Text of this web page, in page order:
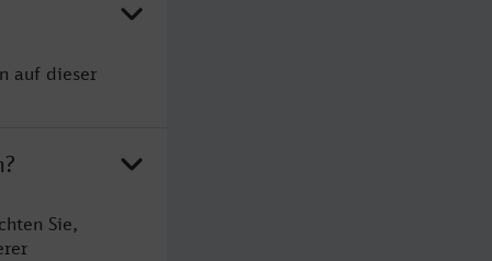
auf dieser
Sie,